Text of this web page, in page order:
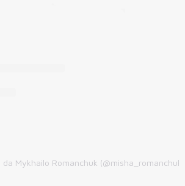
Mykhailo Romanchuk (@misha_romanchuk)